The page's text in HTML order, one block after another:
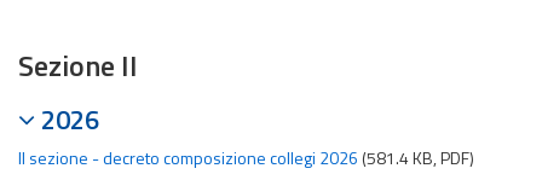
Sezione II
2026
II sezione - decreto composizione collegi 2026 (581.4 KB, PDF)